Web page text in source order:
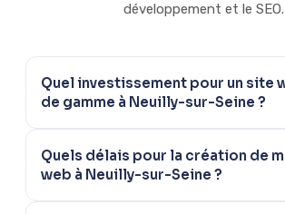
développement et le SEO.
Quel investissement pour un site
de gamme à Neuilly-sur-Seine ?
structures exigeantes — cabinets
médicales, sièges sociaux, professions
Quels délais pour la création de
web à Neuilly-sur-Seine ?